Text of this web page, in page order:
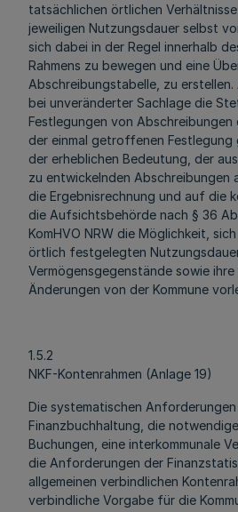
tatsächlichen örtlichen
jeweiligen Nutzungsdauer selbst
sich dabei in der Regel innerhalb
Rahmens zu bewegen und eine
Abschreibungstabelle, zu erstellen.
bei unveränderter Sachlage die
Festlegungen von Abschreibungen
der einmal getroffenen Festlegung
der erheblichen Bedeutung, der
zu entwickelnden Abschreibungen
die Ergebnisrechnung und auf die
die Aufsichtsbehörde nach § 36
KomHVO NRW die Möglichkeit,
örtlich festgelegten
Vermögensgegenstände sowie
Änderungen von der Kommune
1.5.2
NKF-Kontenrahmen (Anlage 19)
Die systematischen Anforderungen
Finanzbuchhaltung, die
Buchungen, eine interkommunale
die Anforderungen der
allgemeinen verbindlichen
verbindliche Vorgabe für die